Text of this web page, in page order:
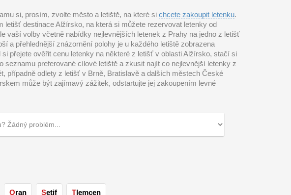
si, prosím, zvolte město a letiště, na které si chcete zakoupit letenku.
letišť destinace Alžírsko, na která si můžete rezervovat letenky od
vaší volby včetně nabídky nejlevnějších letenek z Prahy na jedno z letišť
a přehlednější znázornění polohy je u každého letiště zobrazena
si přejete ověřit cenu letenky na některé z letišť v oblasti Alžírsko, stačí si
seznamu preferované cílové letiště a zkusit najít co nejlevnější letenky z
případně odlety z letišť v Brně, Bratislavě a dalších městech České
může být zajímavý zážitek, odstartujte jej zakoupením levné
Oran Setif Tlemcen